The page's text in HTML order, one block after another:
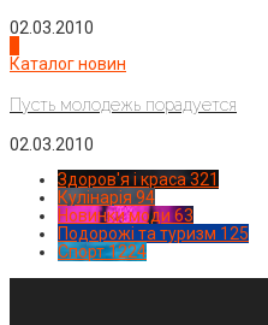
02.03.2010
Каталог новин
Пусть молодежь порадуется
02.03.2010
Здоров'я і краса 321
Кулінарія 94
Новинки моди 63
Подорожі та туризм 125
Спорт1224